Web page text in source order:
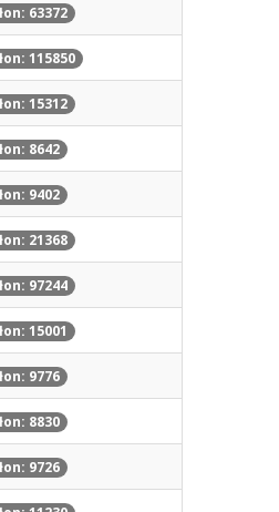
63372
115850
15312
8642
9402
21368
97244
15001
9776
8830
9726